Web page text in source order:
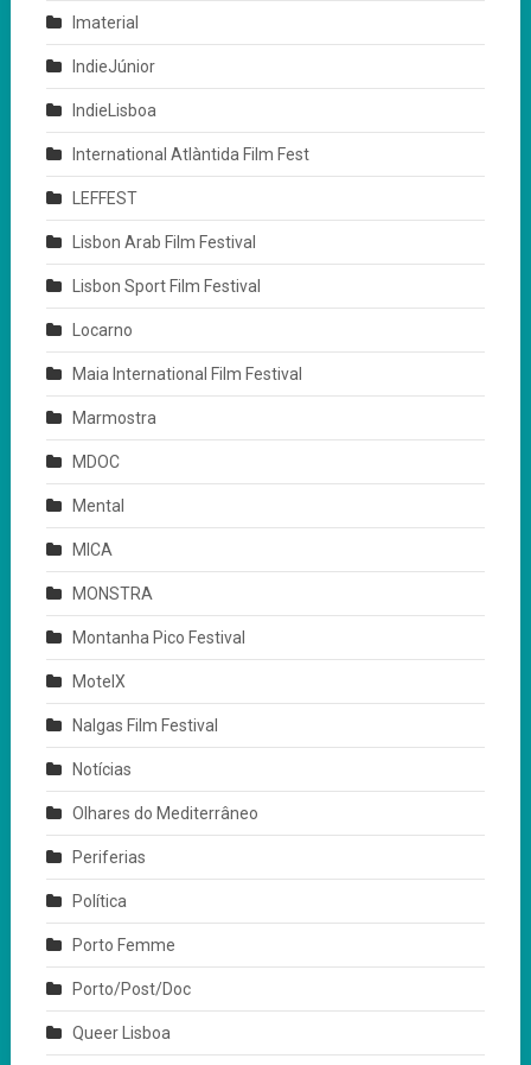
Imaterial
IndieJúnior
IndieLisboa
International Atlàntida Film Fest
LEFFEST
Lisbon Arab Film Festival
Lisbon Sport Film Festival
Locarno
Maia International Film Festival
Marmostra
MDOC
Mental
MICA
MONSTRA
Montanha Pico Festival
MotelX
Nalgas Film Festival
Notícias
Olhares do Mediterrâneo
Periferias
Política
Porto Femme
Porto/Post/Doc
Queer Lisboa